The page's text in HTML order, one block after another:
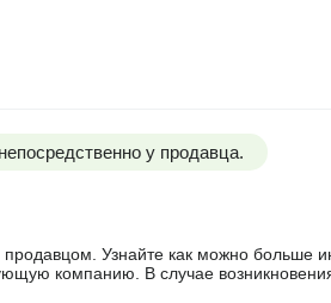
у продавца.
продавцом. Узнайте как можно больше
компанию. В случае